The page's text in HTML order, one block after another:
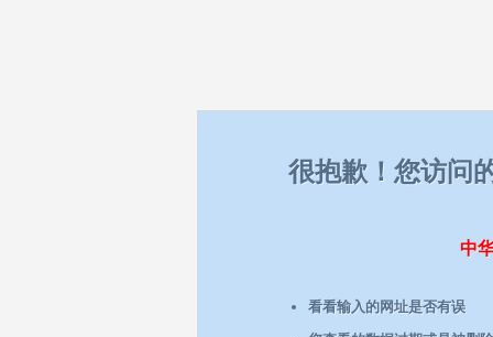
很抱歉！您访问
中
看看输入的网址是否有误